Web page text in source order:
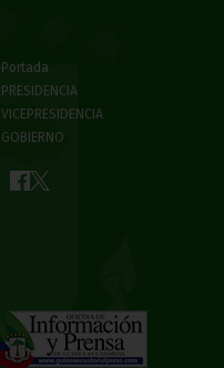
Portada
PRESIDENCIA
VICEPRESIDENCIA
GOBIERNO